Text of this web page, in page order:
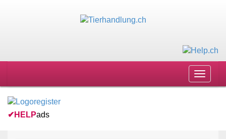
Toggle
✔ HELPads